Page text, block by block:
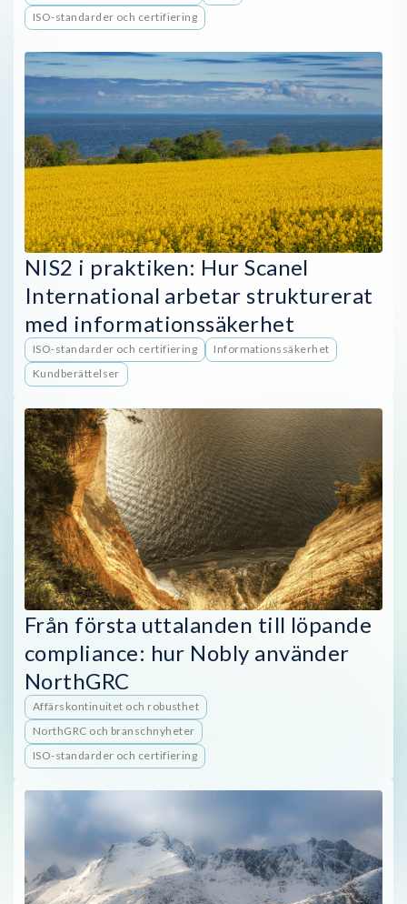
ISO-standarder och certifiering
NIS2 i praktiken: Hur Scanel
International arbetar strukturerat
med informationssäkerhet
ISO-standarder och certifiering
Informationssäkerhet
Kundberättelser
Från första uttalanden till löpande
compliance: hur Nobly använder
NorthGRC
Affärskontinuitet och robusthet
NorthGRC och branschnyheter
ISO-standarder och certifiering